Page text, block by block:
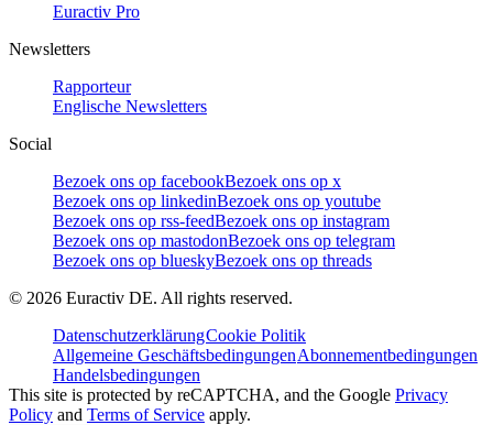
Euractiv Pro
Newsletters
Rapporteur
Englische Newsletters
Social
Bezoek ons op facebookBezoek ons op x
Bezoek ons op linkedinBezoek ons op youtube
Bezoek ons op rss-feedBezoek ons op instagram
Bezoek ons op mastodonBezoek ons op telegram
Bezoek ons op blueskyBezoek ons op threads
© 2026 Euractiv DE. All rights reserved.
DatenschutzerklärungCookie Politik
Allgemeine GeschäftsbedingungenAbonnementbedingungen
Handelsbedingungen
This site is protected by reCAPTCHA, and the Google Privacy
Policy and Terms of Service apply.